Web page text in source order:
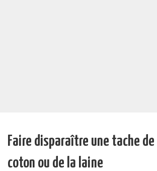
Faire disparaître une tache
coton ou de la laine